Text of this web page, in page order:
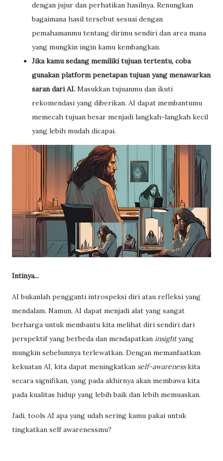
dengan jujur dan perhatikan hasilnya. Renungkan
bagaimana hasil tersebut sesuai dengan
pemahamanmu tentang dirimu sendiri dan area mana
yang mungkin ingin kamu kembangkan.
Jika kamu sedang memiliki tujuan tertentu, coba
gunakan platform penetapan tujuan yang menawarkan
saran dari AI. Masukkan tujuanmu dan ikuti
rekomendasi yang diberikan. AI dapat membantumu
memecah tujuan besar menjadi langkah-langkah kecil
yang lebih mudah dicapai.
Intinya...
AI bukanlah pengganti introspeksi diri atau refleksi yang
mendalam. Namun, AI dapat menjadi alat yang sangat
berharga untuk membantu kita melihat diri sendiri dari
perspektif yang berbeda dan mendapatkan insightyang
mungkin sebelumnya terlewatkan. Dengan memanfaatkan
kekuatan AI, kita dapat meningkatkan self-awarenesskita
secara signifikan, yang pada akhirnya akan membawa kita
pada kualitas hidup yang lebih baik dan lebih memuaskan.
Jadi, tools AI apa yang udah sering kamu pakai untuk
tingkatkan self awarenessmu?